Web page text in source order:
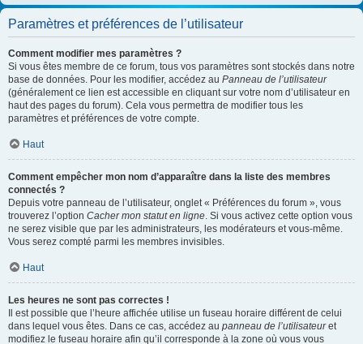
Paramètres et préférences de l’utilisateur
Comment modifier mes paramètres ?
Si vous êtes membre de ce forum, tous vos paramètres sont stockés dans notre
base de données. Pour les modifier, accédez au Panneau de l’utilisateur
(généralement ce lien est accessible en cliquant sur votre nom d’utilisateur en
haut des pages du forum). Cela vous permettra de modifier tous les
paramètres et préférences de votre compte.
Haut
Comment empêcher mon nom d’apparaître dans la liste des membres
connectés ?
Depuis votre panneau de l’utilisateur, onglet « Préférences du forum », vous
trouverez l’option Cacher mon statut en ligne. Si vous activez cette option vous
ne serez visible que par les administrateurs, les modérateurs et vous-même.
Vous serez compté parmi les membres invisibles.
Haut
Les heures ne sont pas correctes !
Il est possible que l’heure affichée utilise un fuseau horaire différent de celui
dans lequel vous êtes. Dans ce cas, accédez au panneau de l’utilisateuret
modifiez le fuseau horaire afin qu’il corresponde à la zone où vous vous